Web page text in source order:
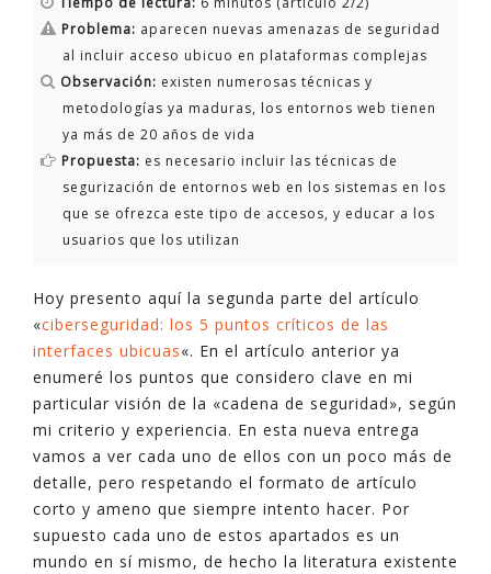
Problema: aparecen nuevas amenazas de seguridad
al incluir acceso ubicuo en plataformas complejas
Observación: existen numerosas técnicas y
metodologías ya maduras, los entornos web tienen
ya más de 20 años de vida
Propuesta: es necesario incluir las técnicas de
segurización de entornos web en los sistemas en los
que se ofrezca este tipo de accesos, y educar a los
usuarios que los utilizan
Hoy presento aquí la segunda parte del artículo
«ciberseguridad: los 5 puntos críticos de las
interfaces ubicuas«. En el artículo anterior ya
enumeré los puntos que considero clave en mi
particular visión de la «cadena de seguridad», según
mi criterio y experiencia. En esta nueva entrega
vamos a ver cada uno de ellos con un poco más de
detalle, pero respetando el formato de artículo
corto y ameno que siempre intento hacer. Por
supuesto cada uno de estos apartados es un
mundo en sí mismo, de hecho la literatura existente